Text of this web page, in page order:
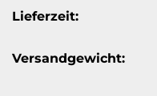
Lieferzeit:
Versandgewicht: